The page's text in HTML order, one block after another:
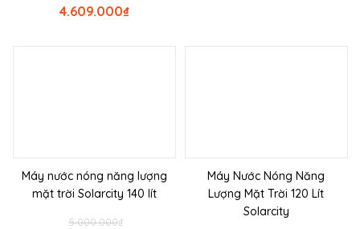
₫
4.609.000
Máy nước nóng năng lượng
mặt trời Solarcity 140 lít
₫
5.000.000
Máy Nước Nóng Năng
Lượng Mặt Trời 120 Lít
Solarcity